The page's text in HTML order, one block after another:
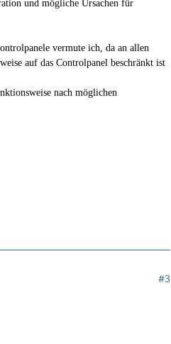
und mögliche Ursachen für
vermute ich, da an allen
auf das Controlpanel beschränkt ist
nach möglichen
#3